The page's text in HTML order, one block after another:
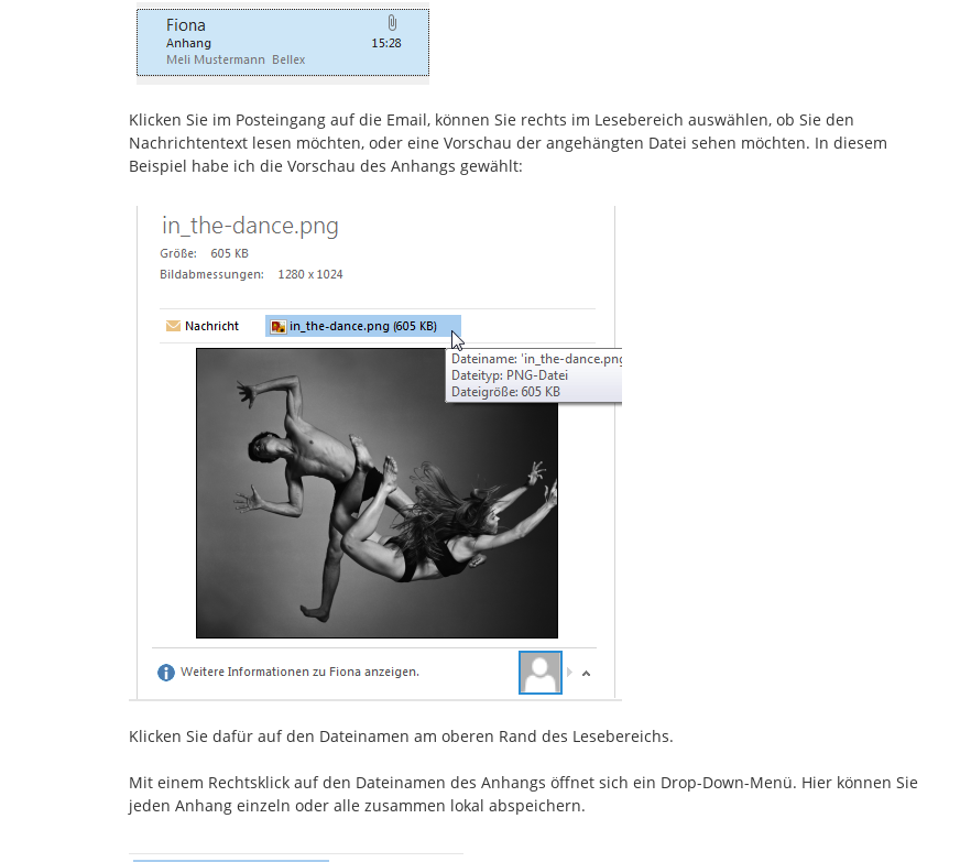
Klicken Sie im Posteingang auf die Email, können Sie rechts im Lesebereich auswählen, ob Sie den
Nachrichtentext lesen möchten, oder eine Vorschau der angehängten Datei sehen möchten. In diesem
Beispiel habe ich die Vorschau des Anhangs gewählt:
Klicken Sie dafür auf den Dateinamen am oberen Rand des Lesebereichs.
Mit einem Rechtsklick auf den Dateinamen des Anhangs öffnet sich ein Drop-Down-Menü. Hier können Sie
jeden Anhang einzeln oder alle zusammen lokal abspeichern.